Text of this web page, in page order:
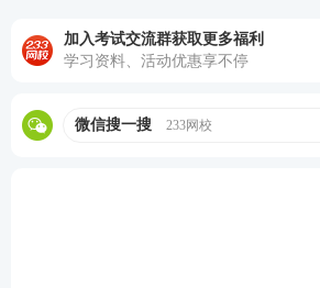
经济师各科一套卷。
2026年中级经济师考试在线题库练习
加入考试交流群获取更多福利
学习资料、活动优惠享不停
微信搜一搜 233网校